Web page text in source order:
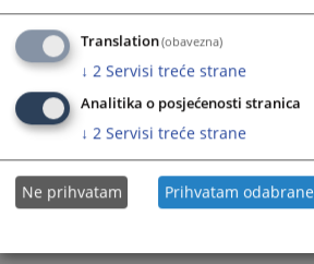
Translation(obavezna)
↓ 2 Servisi treće strane
Analitika o posjećenosti stranica
↓ 2 Servisi treće strane
Ne prihvatam Prihvatam odabrane